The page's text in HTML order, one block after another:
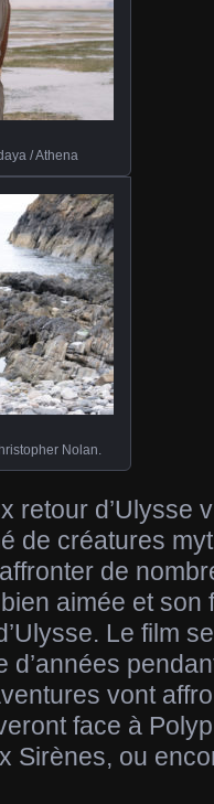
/ Athena
Nolan.
retour d’Ulysse
de créatures
de
aimée et son
Le film
d’années
vont
face à
Sirènes, ou